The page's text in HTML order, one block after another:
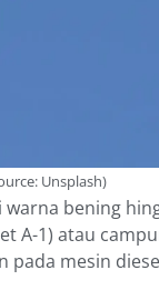
Unsplash)
bening
A-1) atau
pada mesin